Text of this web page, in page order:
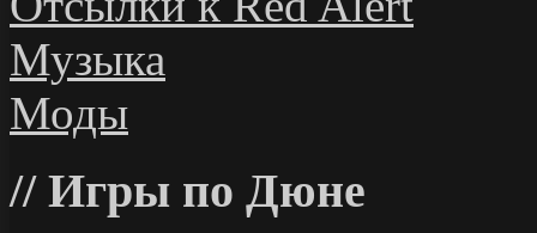
Музыка
Моды
Игры по Дюне